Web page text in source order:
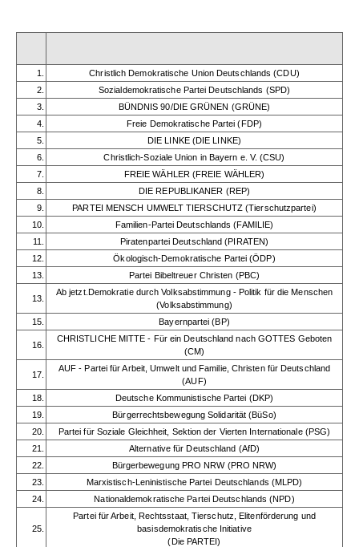
1.
Christlich Demokratische Union Deutschlands (CDU)
2.
Sozialdemokratische Partei Deutschlands (SPD)
3.
BÜNDNIS 90/DIE GRÜNEN (GRÜNE)
4.
Freie Demokratische Partei (FDP)
5.
DIE LINKE (DIE LINKE)
6.
Christlich-Soziale Union in Bayern e. V. (CSU)
7.
FREIE WÄHLER (FREIE WÄHLER)
8.
DIE REPUBLIKANER (REP)
9.
PARTEI MENSCH UMWELT TIERSCHUTZ (Tierschutzpartei)
10.
Familien-Partei Deutschlands (FAMILIE)
11.
Piratenpartei Deutschland (PIRATEN)
12.
Ökologisch-Demokratische Partei (ÖDP)
13.
Partei Bibeltreuer Christen (PBC)
13.
Ab jetzt.Demokratie durch Volksabstimmung - Politik für die Menschen
(Volksabstimmung)
15.
Bayernpartei (BP)
16.
CHRISTLICHE MITTE - Für ein Deutschland nach GOTTES Geboten
(CM)
17.
AUF - Partei für Arbeit, Umwelt und Familie, Christen für Deutschland
(AUF)
18.
Deutsche Kommunistische Partei (DKP)
19.
Bürgerrechtsbewegung Solidarität (BüSo)
20.
Partei für Soziale Gleichheit, Sektion der Vierten Internationale (PSG)
21.
Alternative für Deutschland (AfD)
22.
Bürgerbewegung PRO NRW (PRO NRW)
23.
Marxistisch-Leninistische Partei Deutschlands (MLPD)
24.
Nationaldemokratische Partei Deutschlands (NPD)
25.
Partei für Arbeit, Rechtsstaat, Tierschutz, Elitenförderung und
basisdemokratische Initiative
(Die PARTEI)